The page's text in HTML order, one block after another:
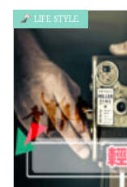
LIFE STYLE